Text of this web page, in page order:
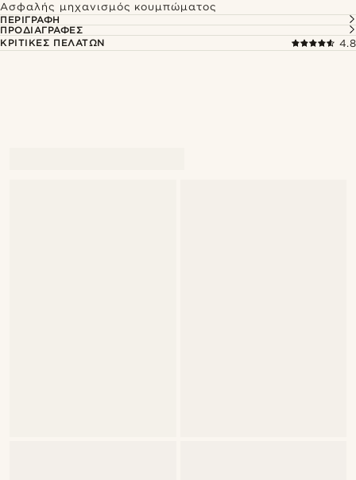
Ασφαλής μηχανισμός κουμπώματος
ΠΕΡΙΓΡΑΦΉ
ΠΡΟΔΙΑΓΡΑΦΈΣ
ΚΡΙΤΙΚΈΣ ΠΕΛΑΤΏΝ
4.8